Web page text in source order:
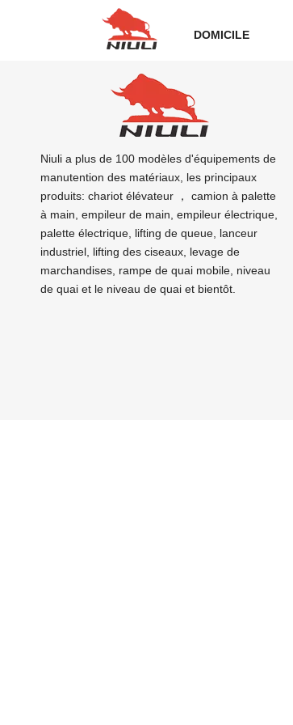
DOMICILE
Niuli a plus de 100 modèles d'équipements de
manutention des matériaux, les principaux
produits: chariot élévateur ， camion à palette
à main, empileur de main, empileur électrique,
palette électrique, lifting de queue, lanceur
industriel, lifting des ciseaux, levage de
marchandises, rampe de quai mobile, niveau
de quai et le niveau de quai et bientôt.